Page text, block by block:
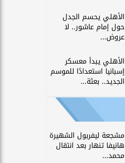
الأهلي يحسم الجدل
حول إمام عاشور.. لا
عروض...
الأهلي يبدأ معسكر
إسبانيا استعدادًا للموسم
الجديد.. بعثة...
مشجعة ليفربول الشهيرة
هانيفا تنهار بعد انتقال
محمد...